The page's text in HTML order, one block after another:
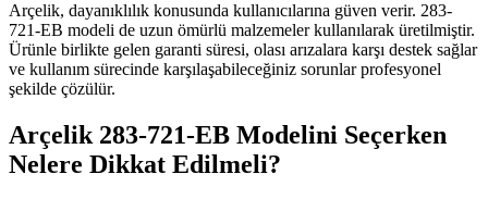
Arçelik, dayanıklılık konusunda kullanıcılarına güven verir. 283-
721-EB modeli de uzun ömürlü malzemeler kullanılarak üretilmiştir.
Ürünle birlikte gelen garanti süresi, olası arızalara karşı destek sağlar
ve kullanım sürecinde karşılaşabileceğiniz sorunlar profesyonel
şekilde çözülür.
Arçelik 283-721-EB Modelini Seçerken
Nelere Dikkat Edilmeli?